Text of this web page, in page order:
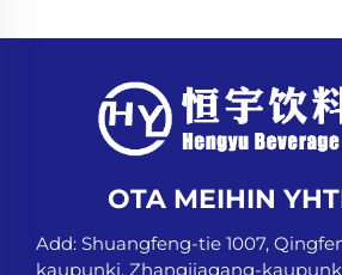
OTA MEIHIN
Add: Shuangfeng-tie 1007,
kaupunki, Zhangjiagang-